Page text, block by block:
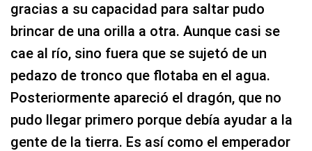
gracias a su capacidad para saltar pudo
brincar de una orilla a otra. Aunque casi se
cae al río, sino fuera que se sujetó de un
pedazo de tronco que flotaba en el agua.
Posteriormente apareció el dragón, que no
pudo llegar primero porque debía ayudar a la
gente de la tierra. Es así como el emperador